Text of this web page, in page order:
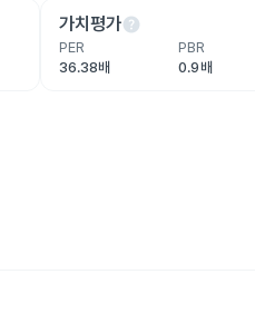
가치평가help
PER
36.38배
PBR
0.9배